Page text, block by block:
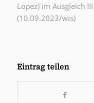
Lopez) im Ausgleich
(10.09.2023/wis)
Eintrag teilen